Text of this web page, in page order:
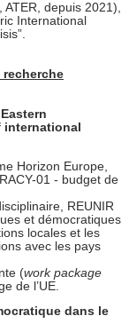
depuis 2021),
International
Horizon Europe,
01 - budget de
REUNIR
et démocratiques
locales et les
avec les pays
(work package
de l’UE.
dans le